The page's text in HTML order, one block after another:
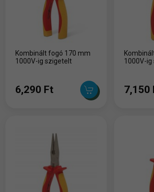
Kombinált fogó 170 mm
1000V-ig szigetelt
6,290 Ft
1000V-
7,150